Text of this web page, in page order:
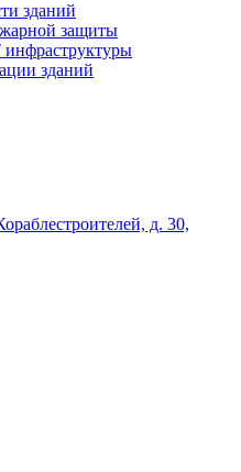
зданий
защиты
зданий
д. 30,